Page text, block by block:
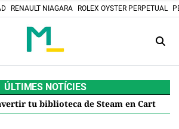
RENAULT NIAGARA ROLEX OYSTER PERPETUAL
ÚLTIMES NOTÍCIES
de Steam en Cartuchos retro: el proyecto DIY que desafía el futuro digital